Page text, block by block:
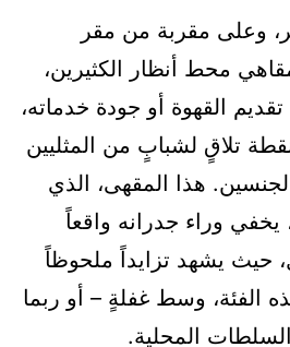
وعلى مقربة من مقر
محط أنظار الكثيرين،
القهوة أو جودة خدماته،
تلاقٍ لشبابٍ من المثليين
هذا المقهى، الذي
يخفي وراء جدرانه واقعاً
حيث يشهد تزايداً ملحوظاً
الفئة، وسط غفلةٍ – أو ربما
المحلية.